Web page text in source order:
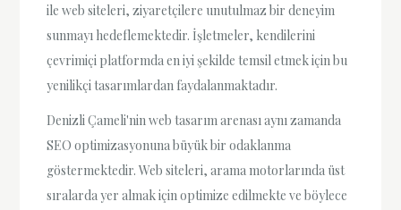
ile web siteleri, ziyaretçilere unutulmaz bir deneyim
sunmayı hedeflemektedir. İşletmeler, kendilerini
çevrimiçi platformda en iyi şekilde temsil etmek için bu
yenilikçi tasarımlardan faydalanmaktadır.
Denizli Çameli'nin web tasarım arenası aynı zamanda
SEO optimizasyonuna büyük bir odaklanma
göstermektedir. Web siteleri, arama motorlarında üst
sıralarda yer almak için optimize edilmekte ve böylece